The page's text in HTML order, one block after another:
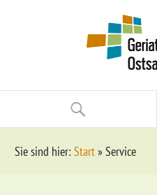
Sie sind hier: Start»Service